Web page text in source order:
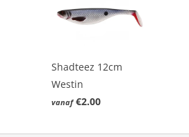
Shadteez 12cm
Westin
vanaf €2.00